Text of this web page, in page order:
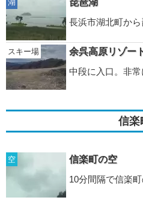
湖
琵琶湖
長浜市湖北町から
スキー場
余呉高原リゾー
中段に入口。非常
信楽
空
信楽町の空
10分間隔で信楽